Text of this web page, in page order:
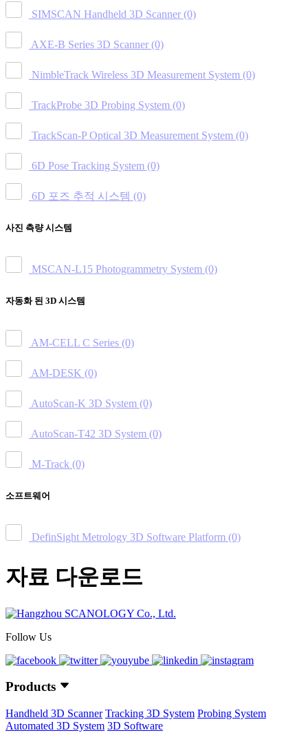
SIMSCAN Handheld 3D Scanner (0)
AXE-B Series 3D Scanner (0)
NimbleTrack Wireless 3D Measurement System (0)
TrackProbe 3D Probing System (0)
TrackScan-P Optical 3D Measurement System (0)
6D Pose Tracking System (0)
6D 포즈 추적 시스템 (0)
사진 측량 시스템
MSCAN-L15 Photogrammetry System (0)
자동화 된 3D 시스템
AM-CELL C Series (0)
AM-DESK (0)
AutoScan-K 3D System (0)
AutoScan-T42 3D System (0)
M-Track (0)
소프트웨어
DefinSight Metrology 3D Software Platform (0)
자료 다운로드
Follow Us
Products
Handheld 3D Scanner Tracking 3D System Probing System
Automated 3D System 3D Software